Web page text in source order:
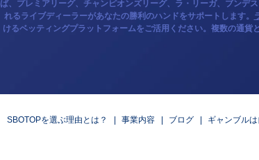
ば、プレミアリーグ、チャンピオンズリーグ、ラ・リーガ、ブンデ
れるライブディーラーがあなたの勝利のハンドをサポートします。
けるベッティングプラットフォームをご活用ください。複数の通
SBOTOPを選ぶ理由とは？ 事業内容 ブログ ギャンブル